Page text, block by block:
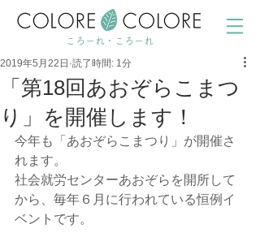
ころーれ・ころーれ
「第18回あおぞらこまつ
り」を開催します！
2019年5月22日 読了時間: 1分
今年も「あおぞらこまつり」が開催さ
れます。
社会就労センターあおぞらを開所して
から、毎年６月に行われている恒例イ
ベントです。